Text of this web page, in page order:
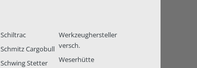
Schiltrac
Schmitz Cargobull
Schwing Stetter
Werkzeughersteller
versch.
Weserhütte